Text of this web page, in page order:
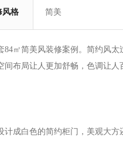
约精致
风格 简美
84㎡简美风装修案例。简约风
间布局让人更加舒畅，色调让
计成白色的简约柜门，美观大